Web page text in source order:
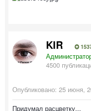
KIR
4500
Опубликовано: 25 июня,
Придумал расцветку...